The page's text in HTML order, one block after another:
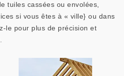
tuiles cassées ou envolées,
si vous êtes à « ville} ou dans
le pour plus de précision et